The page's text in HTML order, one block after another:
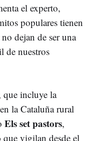
el experto,
populares tienen
dejan de ser una
de nuestros
que incluye la
la Cataluña rural
Els set pastors,
vigilan desde el